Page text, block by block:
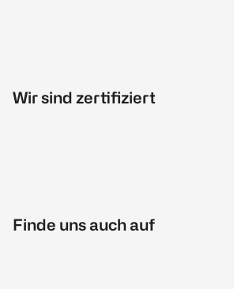
Wir sind zertifiziert
Finde uns auch auf